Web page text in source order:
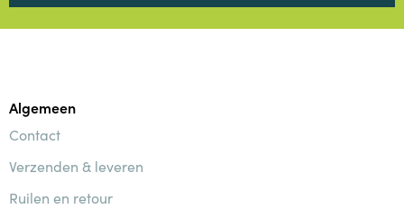
Algemeen
Contact
Verzenden & leveren
Ruilen en retour